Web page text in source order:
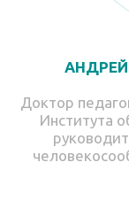
Доктор
Института